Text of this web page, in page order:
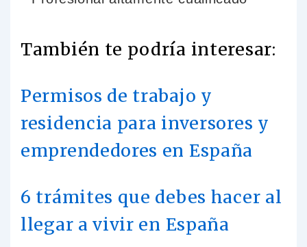
También te podría interesar:
Permisos de trabajo y
residencia para inversores y
emprendedores en España
6 trámites que debes hacer al
llegar a vivir en España